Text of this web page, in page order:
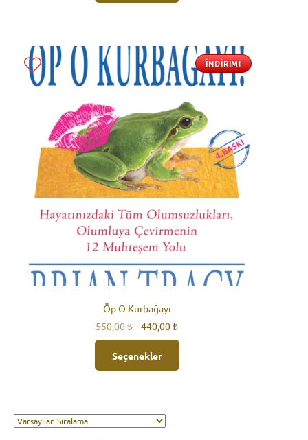
Öp O Kurbağayı
İNDIRIM!
550,00₺
Orijinal
fiyat:
550,00 ₺.
440,00₺Şu
andaki
440,00 ₺.
Seçenekler